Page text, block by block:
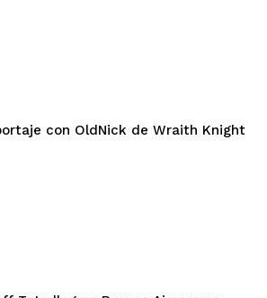
con OldNick de Wraith Knight